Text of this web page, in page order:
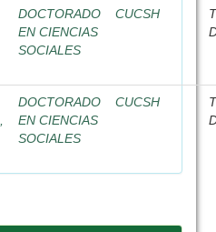
DOCTORADO
EN CIENCIAS
SOCIALES
CUCSH
DOCTORADO
EN CIENCIAS
SOCIALES
CUCSH